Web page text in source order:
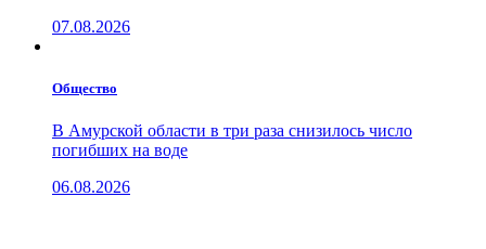
07.08.2026
Общество
В Амурской области в три раза снизилось число
погибших на воде
06.08.2026